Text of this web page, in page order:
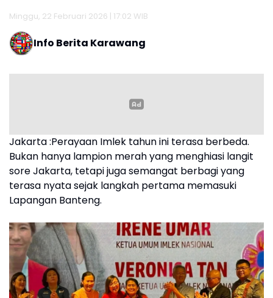
Minggu, 22 Februari 2026 | 17:02 WIB
Info Berita Karawang
Jakarta :Perayaan Imlek tahun ini terasa berbeda.
Bukan hanya lampion merah yang menghiasi langit
sore Jakarta, tetapi juga semangat berbagi yang
terasa nyata sejak langkah pertama memasuki
Lapangan Banteng.